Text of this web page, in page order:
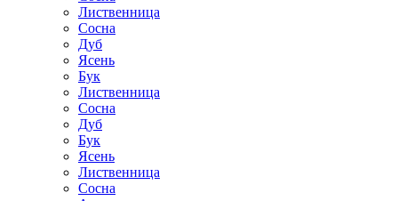
Лиственница
Сосна
Дуб
Ясень
Бук
Лиственница
Сосна
Дуб
Бук
Ясень
Лиственница
Сосна